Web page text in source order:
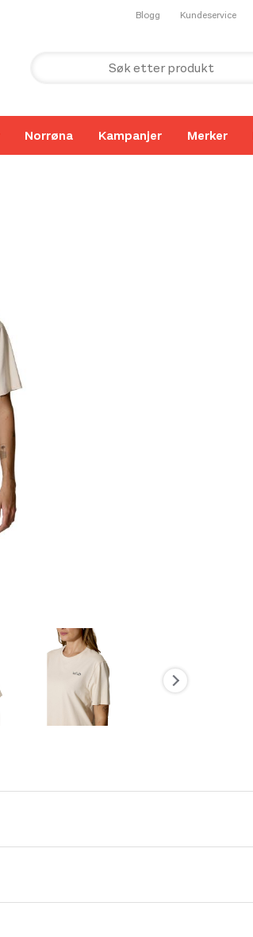
Blogg Kundeservice
Norrøna Kampanjer Merker